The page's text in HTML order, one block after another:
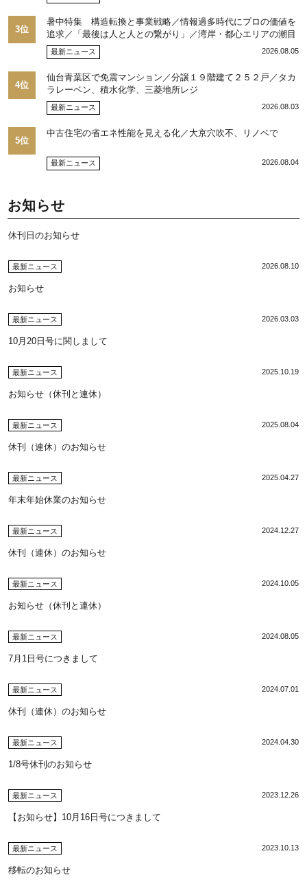
／池田 明社長に聞く
3位
暑中特集 構造転換と事業戦略／情報過多時代にプロの価値を
追求／「最後は人と人との繋がり」／湾岸・都心エリアの潮目
を注視／“リパーク”次世代展開／三井不動産リアルティ／児玉
光博社長に聞く
最新ニュース 2026.08.05
4位
仙台青葉区で免震マンション／分譲１９階建て２５２戸／タカ
ラレーベン、積水化学、三菱地所レジ
最新ニュース 2026.08.03
5位
中古住宅の省エネ性能を見える化／大京穴吹不、リノベで
最新ニュース 2026.08.04
お知らせ
休刊日のお知らせ
最新ニュース 2026.08.10
お知らせ
最新ニュース 2026.03.03
10月20日号に関しまして
最新ニュース 2025.10.19
お知らせ（休刊と連休）
最新ニュース 2025.08.04
休刊（連休）のお知らせ
最新ニュース 2025.04.27
年末年始休業のお知らせ
最新ニュース 2024.12.27
休刊（連休）のお知らせ
最新ニュース 2024.10.05
お知らせ（休刊と連休）
最新ニュース 2024.08.05
7月1日号につきまして
最新ニュース 2024.07.01
休刊（連休）のお知らせ
最新ニュース 2024.04.30
1/8号休刊のお知らせ
最新ニュース 2023.12.26
【お知らせ】10月16日号につきまして
最新ニュース 2023.10.13
移転のお知らせ